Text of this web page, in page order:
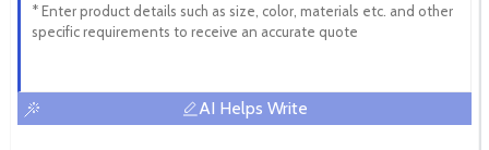
AI Helps Write